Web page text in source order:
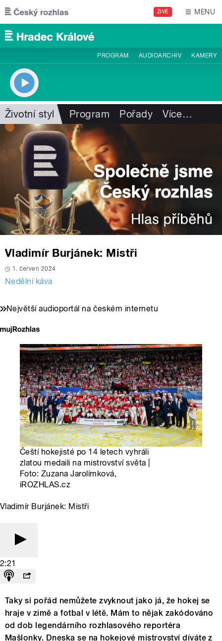
Přejít k hlavnímu obsahu
ŽIVĚ MENU
PROGRAM AUDIOARCHIV KAMERY
Životní styl Program Pořady Více…
Vladimír Burjánek: Mistři
1. červen 2024
Nedělní káva
Největší audioportál na českém internetu
Čeští hokejisté po 14 letech vyhráli
zlatou medaili na mistrovství světa |
Foto: Zuzana Jarolímková,
iROZHLAS.cz
Vladimír Burjánek: Mistři
2:21
Taky si pořád nemůžete zvyknout jako já, že hokej se
hraje v zimě a fotbal v létě. Mám to nějak zakódováno
od dob legendárního rozhlasového reportéra
Mašlonky. Dneska se na hokejové mistrovství díváte z